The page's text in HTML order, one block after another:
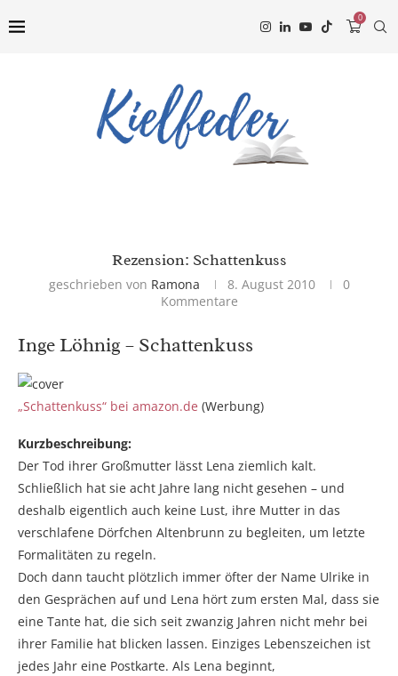
0
Rezension: Schattenkuss
geschrieben von Ramona 8. August 2010
0
Kommentare
Inge Löhnig – Schattenkuss
„Schattenkuss“ bei amazon.de (Werbung)
Kurzbeschreibung:
Der Tod ihrer Großmutter lässt Lena ziemlich kalt.
Schließlich hat sie acht Jahre lang nicht gesehen – und
deshalb eigentlich auch keine Lust, ihre Mutter in das
verschlafene Dörfchen Altenbrunn zu begleiten, um letzte
Formalitäten zu regeln.
Doch dann taucht plötzlich immer öfter der Name Ulrike in
den Gesprächen auf und Lena hört zum ersten Mal, dass sie
eine Tante hat, die sich seit zwanzig Jahren nicht mehr bei
ihrer Familie hat blicken lassen. Einziges Lebenszeichen ist
jedes Jahr eine Postkarte. Als Lena beginnt,